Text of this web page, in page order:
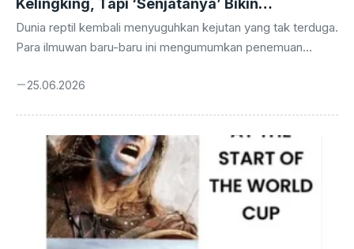
Kelingking, Tapi ‘Senjatanya’ Bikin
Tercengang!
Dunia reptil kembali menyuguhkan kejutan yang tak terduga.
Para ilmuwan baru-baru ini mengumumkan penemuan
seolah menantang segala perkiraan kita tentang dunia
lebih mengejutkan: organ reproduksi jantan bunglon terkecil
di dunia ini ternyata berukuran luar biasa besar jika
dibandingkan dengan tubuh mungilnya. Penemuan yang
terjadi di hutan Madagaskar ini bukan sekadar penambah
daftar spesies baru. Ia membuka jendela baru ...
25.06.2026